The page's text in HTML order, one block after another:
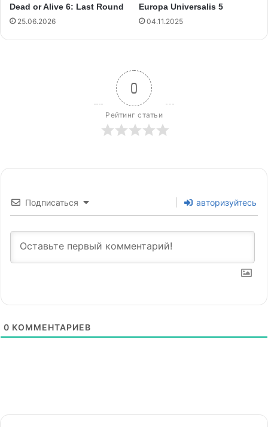
Dead or Alive 6: Last Round
25.06.2026
Europa Universalis 5
04.11.2025
0
Рейтинг статьи
Подписаться авторизуйтесь
0 КОММЕНТАРИЕВ